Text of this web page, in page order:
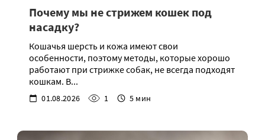
Почему мы не стрижем кошек под
насадку?
Кошачья шерсть и кожа имеют свои
особенности, поэтому методы, которые хорошо
работают при стрижке собак, не всегда подходят
кошкам. В...
01.08.2026 1 5 мин